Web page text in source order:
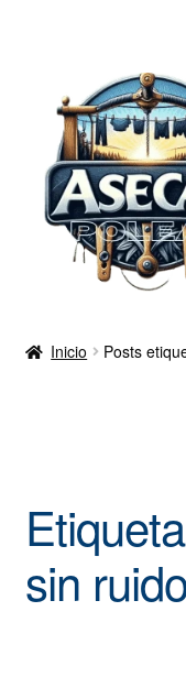
navegación
contenido
Blog
Inicio Posts
sin